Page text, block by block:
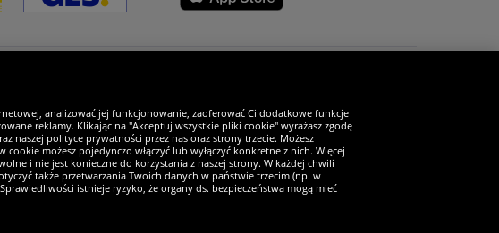
analizować jej funkcjonowanie, zaoferować Ci dodatkowe funkcje
reklamy. Klikając na "Akceptuj wszystkie pliki cookie" wyrażasz zgodę
naszej polityce prywatności przez nas oraz strony trzecie. Możesz
możesz pojedynczo włączyć lub wyłączyć konkretne z nich. Więcej
i nie jest konieczne do korzystania z naszej strony. W każdej chwili
także przetwarzania Twoich danych w państwie trzecim (np. w
istnieje ryzyko, że organy ds. bezpieczeństwa mogą mieć